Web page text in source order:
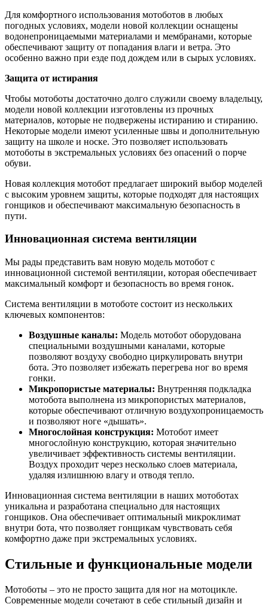
Для комфортного использования мотоботов в любых
погодных условиях, модели новой коллекции оснащены
водонепроницаемыми материалами и мембранами, которые
обеспечивают защиту от попадания влаги и ветра. Это
особенно важно при езде под дождем или в сырых условиях.
Защита от истирания
Чтобы мотоботы достаточно долго служили своему владельцу,
модели новой коллекции изготовлены из прочных
материалов, которые не подвержены истиранию и стиранию.
Некоторые модели имеют усиленные швы и дополнительную
защиту на школе и носке. Это позволяет использовать
мотоботы в экстремальных условиях без опасений о порче
обуви.
Новая коллекция мотобот предлагает широкий выбор моделей
с высоким уровнем защиты, которые подходят для настоящих
гонщиков и обеспечивают максимальную безопасность в
пути.
Инновационная система вентиляции
Мы рады представить вам новую модель мотобот с
инновационной системой вентиляции, которая обеспечивает
максимальный комфорт и безопасность во время гонок.
Система вентиляции в мотоботе состоит из нескольких
ключевых компонентов:
Воздушные каналы: Модель мотобот оборудована
специальными воздушными каналами, которые
позволяют воздуху свободно циркулировать внутри
бота. Это позволяет избежать перегрева ног во время
гонки.
Микропористые материалы: Внутренняя подкладка
мотобота выполнена из микропористых материалов,
которые обеспечивают отличную воздухопроницаемость
и позволяют ноге «дышать».
Многослойная конструкция: Мотобот имеет
многослойную конструкцию, которая значительно
увеличивает эффективность системы вентиляции.
Воздух проходит через несколько слоев материала,
удаляя излишнюю влагу и отводя тепло.
Инновационная система вентиляции в наших мотоботах
уникальна и разработана специально для настоящих
гонщиков. Она обеспечивает оптимальный микроклимат
внутри бота, что позволяет гонщикам чувствовать себя
комфортно даже при экстремальных условиях.
Стильные и функциональные модели
Мотоботы – это не просто защита для ног на мотоцикле.
Современные модели сочетают в себе стильный дизайн и